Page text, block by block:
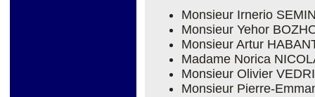
Monsieur Irnerio
Monsieur Yehor
Monsieur Artur
Madame Norica
Monsieur Olivier
Monsieur Pierre-